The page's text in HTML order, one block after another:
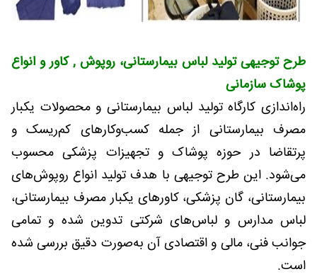
طرح توجیهی تولید لباس بیمارستانی، روپوش , کاور و انواع
پوشاک سازمانی
راه‌اندازی کارگاه تولید لباس بیمارستانی و محصولات یکبار
مصرف بیمارستانی از جمله کسب‌وکارهای کم‌ریسک و
پرتقاضا در حوزه پوشاک و تجهیزات پزشکی محسوب
می‌شود. این طرح توجیهی با هدف تولید انواع روپوش‌های
بیمارستانی، گان پزشکی، کاورهای یکبار مصرف بیمارستانی،
لباس مدارس و لباس‌های شرکتی تدوین شده و تمامی
جوانب فنی، مالی و اقتصادی آن به‌صورت دقیق بررسی شده
است.